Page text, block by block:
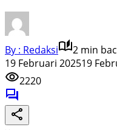
By : Redaksi
2 min
19 Februari 202519
2220